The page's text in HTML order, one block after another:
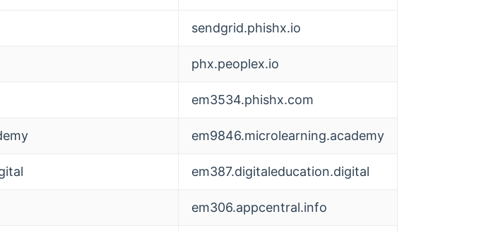
sendgrid.phishx.io
phx.peoplex.io
em3534.phishx.com
em9846.microlearning.academy
em387.digitaleducation.digital
em306.appcentral.info